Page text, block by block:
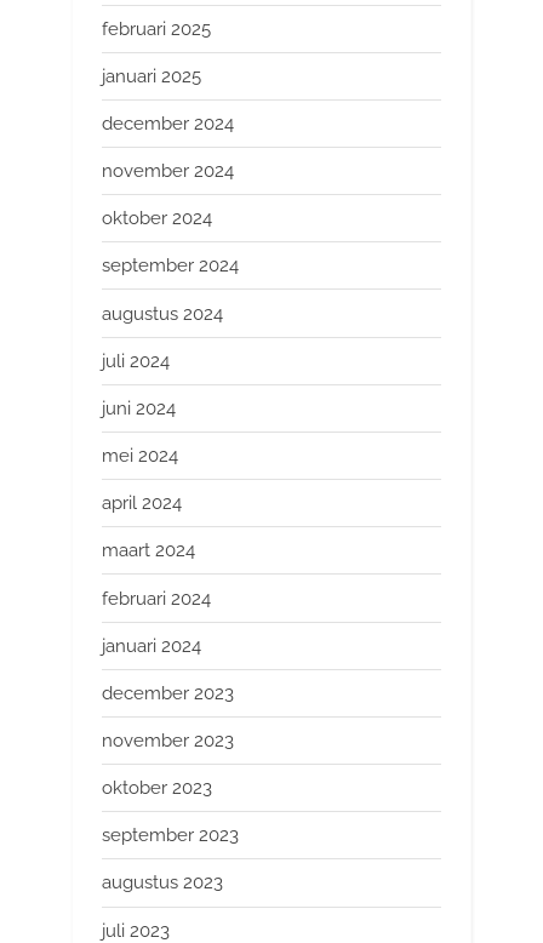
februari 2025
januari 2025
december 2024
november 2024
oktober 2024
september 2024
augustus 2024
juli 2024
juni 2024
mei 2024
april 2024
maart 2024
februari 2024
januari 2024
december 2023
november 2023
oktober 2023
september 2023
augustus 2023
juli 2023